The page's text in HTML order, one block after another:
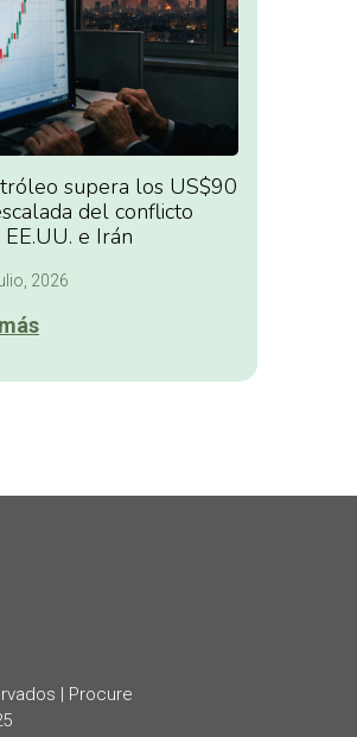
supera los US$90
del conflicto
e Irán
2026
| Procure